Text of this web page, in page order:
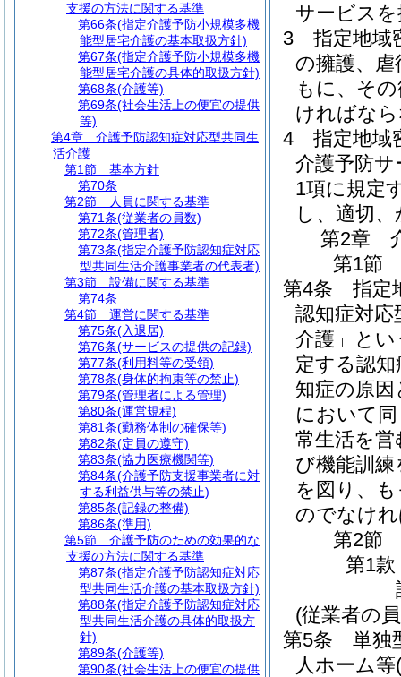
サービス
3
指定地域
の擁護、
もに、そ
ければな
4
指定地域
介護予防
1項に規定
し、適切
第2章
第1節
第4条
指定
認知症対応
介護」とい
定する認
知症の原
において
常生活を
び機能訓
を図り、
のでなけ
第2節
第1款
(従業者の
第5条
単独
人ホーム等
支援の方法に関する基準
第66条(指定介護予防小規模多機
能型居宅介護の基本取扱方針)
第67条(指定介護予防小規模多機
能型居宅介護の具体的取扱方針)
第68条(介護等)
第69条(社会生活上の便宜の提供
等)
第4章
介護予防認知症対応型共同生
活介護
第1節
基本方針
第70条
第2節
人員に関する基準
第71条(従業者の員数)
第72条(管理者)
第73条(指定介護予防認知症対応
型共同生活介護事業者の代表者)
第3節
設備に関する基準
第74条
第4節
運営に関する基準
第75条(入退居)
第76条(サービスの提供の記録)
第77条(利用料等の受領)
第78条(身体的拘束等の禁止)
第79条(管理者による管理)
第80条(運営規程)
第81条(勤務体制の確保等)
第82条(定員の遵守)
第83条(協力医療機関等)
第84条(介護予防支援事業者に対
する利益供与等の禁止)
第85条(記録の整備)
第86条(準用)
第5節
介護予防のための効果的な
支援の方法に関する基準
第87条(指定介護予防認知症対応
型共同生活介護の基本取扱方針)
第88条(指定介護予防認知症対応
型共同生活介護の具体的取扱方
針)
第89条(介護等)
第90条(社会生活上の便宜の提供